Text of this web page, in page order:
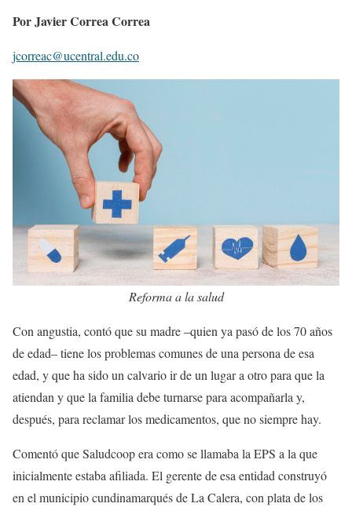
Por Javier Correa Correa
jcorreac@ucentral.edu.co
Reforma a la salud
Con angustia, contó que su madre –quien ya pasó de los 70 años
de edad– tiene los problemas comunes de una persona de esa
edad, y que ha sido un calvario ir de un lugar a otro para que la
atiendan y que la familia debe turnarse para acompañarla y,
después, para reclamar los medicamentos, que no siempre hay.
Comentó que Saludcoop era como se llamaba la EPS a la que
inicialmente estaba afiliada. El gerente de esa entidad construyó
en el municipio cundinamarqués de La Calera, con plata de los